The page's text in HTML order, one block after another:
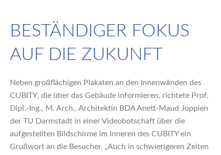
BESTÄNDIGER FOKUS
AUF DIE ZUKUNFT
Neben großflächigen Plakaten an den Innenwänden des
CUBITY, die über das Gebäude informieren, richtete Prof.
Dipl.-Ing., M. Arch., Architektin BDA Anett-Maud Joppien
der TU Darmstadt in einer Videobotschaft über die
aufgestellten Bildschirme im Inneren des CUBITY ein
Grußwort an die Besucher. „Auch in schwierigeren Zeiten